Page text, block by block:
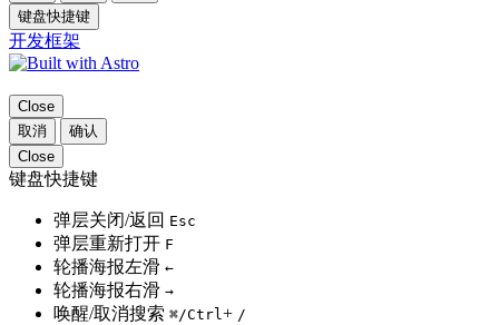
键盘快捷键
开发框架
Close
取消
确认
Close
键盘快捷键
弹层关闭/返回 Esc
弹层重新打开 F
轮播海报左滑 ←
轮播海报右滑 →
唤醒/取消搜索 ⌘/Ctrl + /